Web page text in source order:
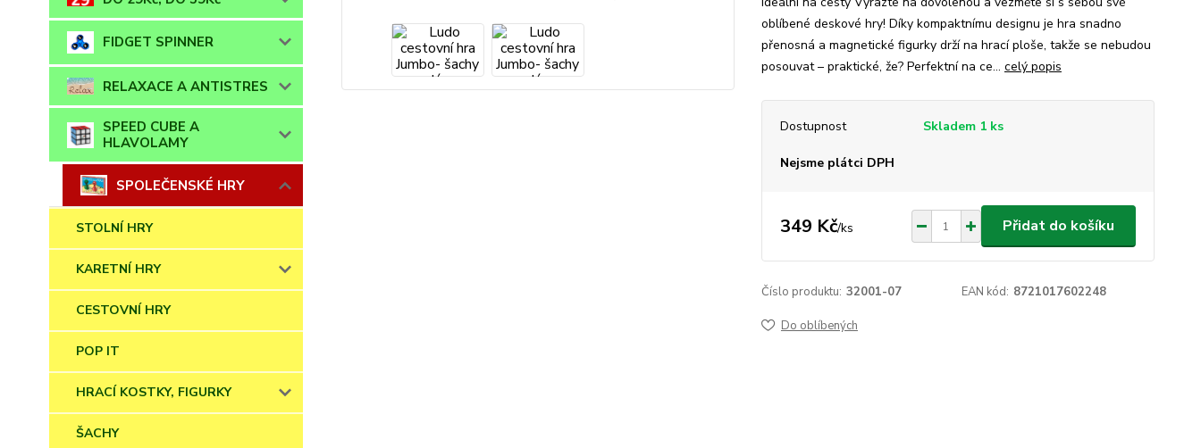
FIDGET SPINNER
RELAXACE A ANTISTRES
SPEED CUBE A
HLAVOLAMY
SPOLEČENSKÉ HRY
STOLNÍ HRY
KARETNÍ HRY
CESTOVNÍ HRY
POP IT
HRACÍ KOSTKY, FIGURKY
ŠACHY
oblíbené deskové hry! Díky kompaktnímu designu je hra snadno
přenosná a magnetické figurky drží na hrací ploše, takže se nebudou
posouvat – praktické, že? Perfektní na ce... celý popis
Dostupnost Skladem 1 ks
Nejsme plátci DPH
349 Kč/ks Přidat do košíku
Číslo produktu: 32001-07 EAN kód: 8721017602248
Do oblíbených